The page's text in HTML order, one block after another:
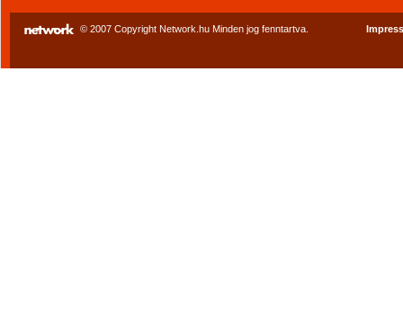
© 2007 Copyright Network.hu Minden jog fenntartva.